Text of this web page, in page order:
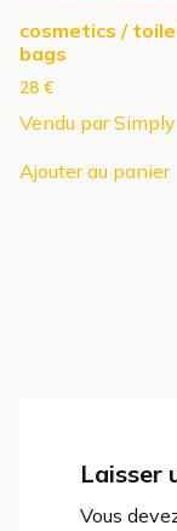
cosmetics /
bags
28 €
Vendu par
Ajouter au panier
Laisser
Vous